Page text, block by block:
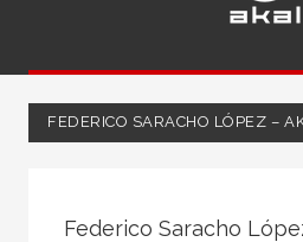
FEDERICO SARACHO LÓPEZ –
Federico Saracho